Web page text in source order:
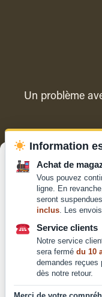
Pour offrir les meilleures
telles que les cookies
appareils. Le fait de
traiter des données telles
uniques sur ce site. Le
consentement peut avoir
et fonctions.
Un problème
Information
Achat de
Vous pouvez
ligne. En
seront suspendues
inclus. Les
Service clients
Notre service
sera fermé du 10
demandes reçues
dès notre retour.